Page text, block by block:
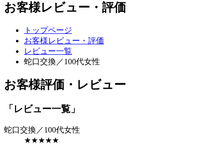
お客様レビュー・評価
トップページ
お客様レビュー・評価
レビュー一覧
蛇口交換／100代女性
お客様評価・レビュー
「レビュー一覧」
蛇口交換／100代女性
★★★★★